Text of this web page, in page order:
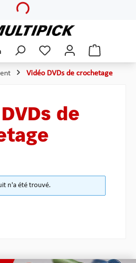
Loading...
Vidéo DVDs de crochetage
de
n'a été trouvé.